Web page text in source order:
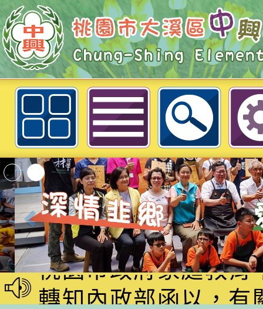
「桃園市115年度兒童課後照顧服
專業訓練課程」簡章及報名表各1
中興國民小學
「2026桃園市孔廟
動—儒門初開 智慧
桃園市政府家庭教育
家8月課程資訊」、
轉知內政部函以，有